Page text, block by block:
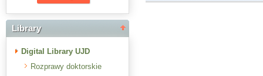
Library
Digital Library UJD
Rozprawy doktorskie